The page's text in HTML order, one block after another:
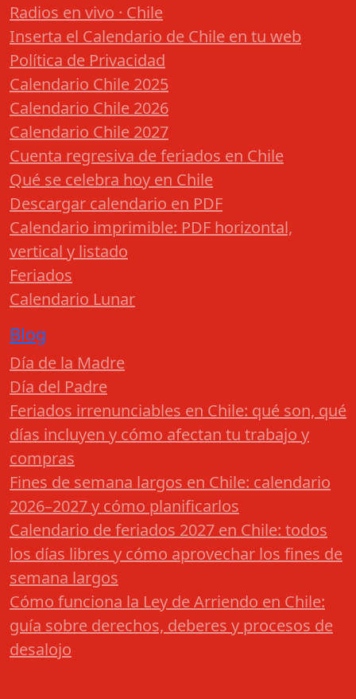
Radios en vivo · Chile
Inserta el Calendario de Chile en tu web
Política de Privacidad
Calendario Chile 2025
Calendario Chile 2026
Calendario Chile 2027
Cuenta regresiva de feriados en Chile
Qué se celebra hoy en Chile
Descargar calendario en PDF
Calendario imprimible: PDF horizontal,
vertical y listado
Feriados
Calendario Lunar
Blog
Día de la Madre
Día del Padre
Feriados irrenunciables en Chile: qué son, qué
días incluyen y cómo afectan tu trabajo y
compras
Fines de semana largos en Chile: calendario
2026–2027 y cómo planificarlos
Calendario de feriados 2027 en Chile: todos
los días libres y cómo aprovechar los fines de
semana largos
Cómo funciona la Ley de Arriendo en Chile:
guía sobre derechos, deberes y procesos de
desalojo